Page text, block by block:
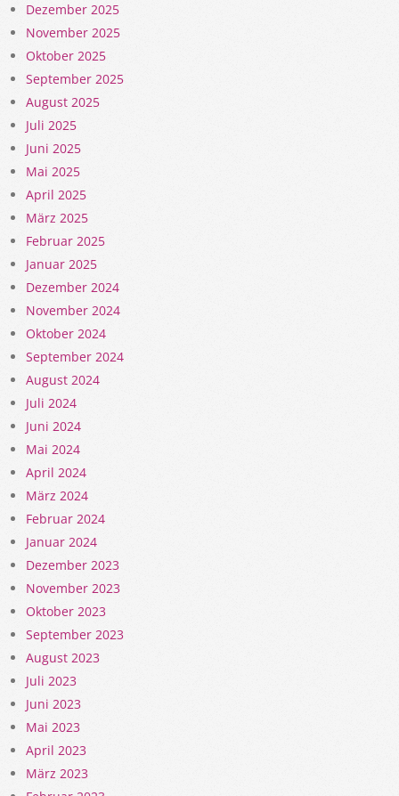
Dezember 2025
November 2025
Oktober 2025
September 2025
August 2025
Juli 2025
Juni 2025
Mai 2025
April 2025
März 2025
Februar 2025
Januar 2025
Dezember 2024
November 2024
Oktober 2024
September 2024
August 2024
Juli 2024
Juni 2024
Mai 2024
April 2024
März 2024
Februar 2024
Januar 2024
Dezember 2023
November 2023
Oktober 2023
September 2023
August 2023
Juli 2023
Juni 2023
Mai 2023
April 2023
März 2023